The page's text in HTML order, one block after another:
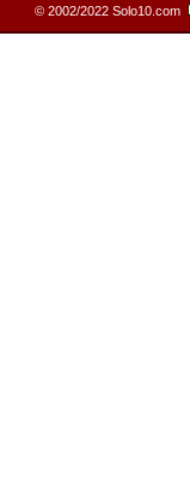
© 2002/2022 Solo10.com